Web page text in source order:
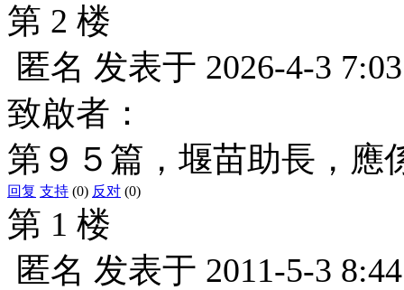
第 2 楼
匿名 发表于 2026-4-3
致啟者：
第９５篇，堰苗助長，應
回复 支持 (0) 反对 (0)
第 1 楼
匿名 发表于 2011-5-3